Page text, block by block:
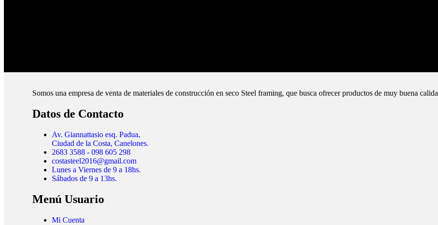
Somos una empresa de venta de materiales de construcción en seco Steel framing, que busca ofrecer productos de muy buena
Datos de Contacto
Av. Giannattasio esq. Padua,
Ciudad de la Costa, Canelones.
2683 3588 - 098 605 298
costasteel2016@gmail.com
Lunes a Viernes de 9 a 18hs.
Sábados de 9 a 13hs.
Menú Usuario
Mi Cuenta